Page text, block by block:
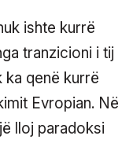
ishte kurrë
tranzicioni i tij
ka qenë kurrë
Evropian. Në
lloj paradoksi